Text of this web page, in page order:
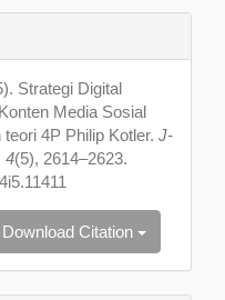
Strategi Digital
Media Sosial
4P Philip Kotler. J-
4(5), 2614–2623.
Download Citation